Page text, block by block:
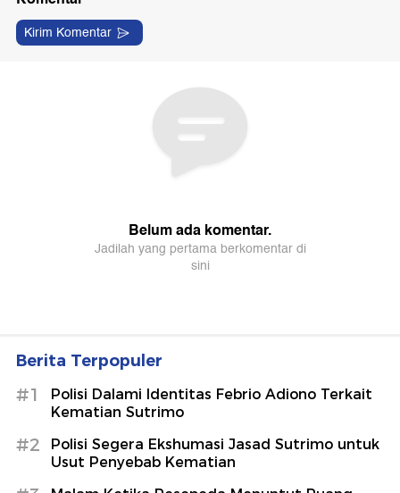
Berita Terpopuler
#1
Polisi Dalami Identitas Febrio Adiono Terkait
Kematian Sutrimo
#2
Polisi Segera Ekshumasi Jasad Sutrimo untuk
Usut Penyebab Kematian